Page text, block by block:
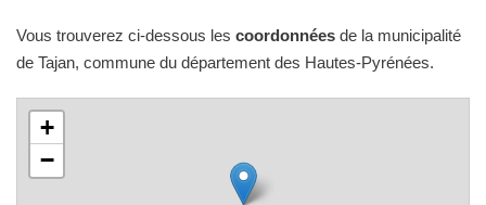
Vous trouverez ci-dessous les coordonnées de la municipalité
de Tajan, commune du département des Hautes-Pyrénées.
+
−